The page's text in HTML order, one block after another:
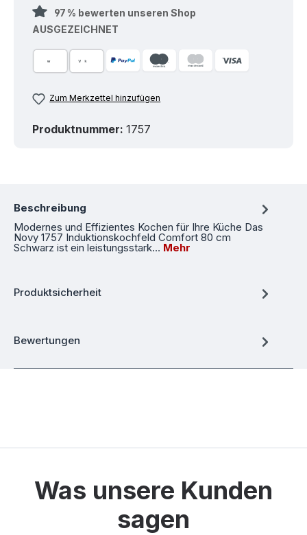
97 % bewerten unseren Shop
AUSGEZEICHNET
Zum Merkzettel hinzufügen
Produktnummer: 1757
Beschreibung
Modernes und Effizientes Kochen für Ihre Küche Das
Novy 1757 Induktionskochfeld Comfort 80 cm
Schwarz ist ein leistungsstark… Mehr
Produktsicherheit
Bewertungen
Was unsere Kunden
sagen